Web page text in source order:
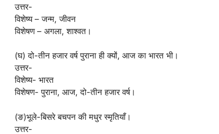
उत्तर-
विशेष्य – जन्म, जीवन
विशेषण – अगला, शाश्वत।
(घ) दो-तीन हजार वर्ष पुराना ही क्यों, आज का भारत भी।
उत्तर-
विशेष्य- भारत
विशेषण- पुराना, आज, दो-तीन हजार वर्ष।
(ङ)भूले-बिसरे बचपन की मधुर स्मृतियाँ।
उत्तर-